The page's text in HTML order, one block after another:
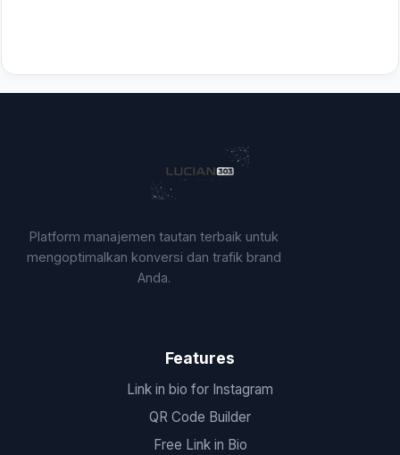
Platform manajemen tautan terbaik untuk
mengoptimalkan konversi dan trafik brand
Anda.
Features
Link in bio for Instagram
QR Code Builder
Free Link in Bio